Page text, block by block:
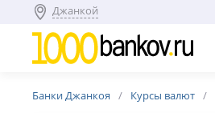
Джанкой
Банки Джанкоя Курсы валют